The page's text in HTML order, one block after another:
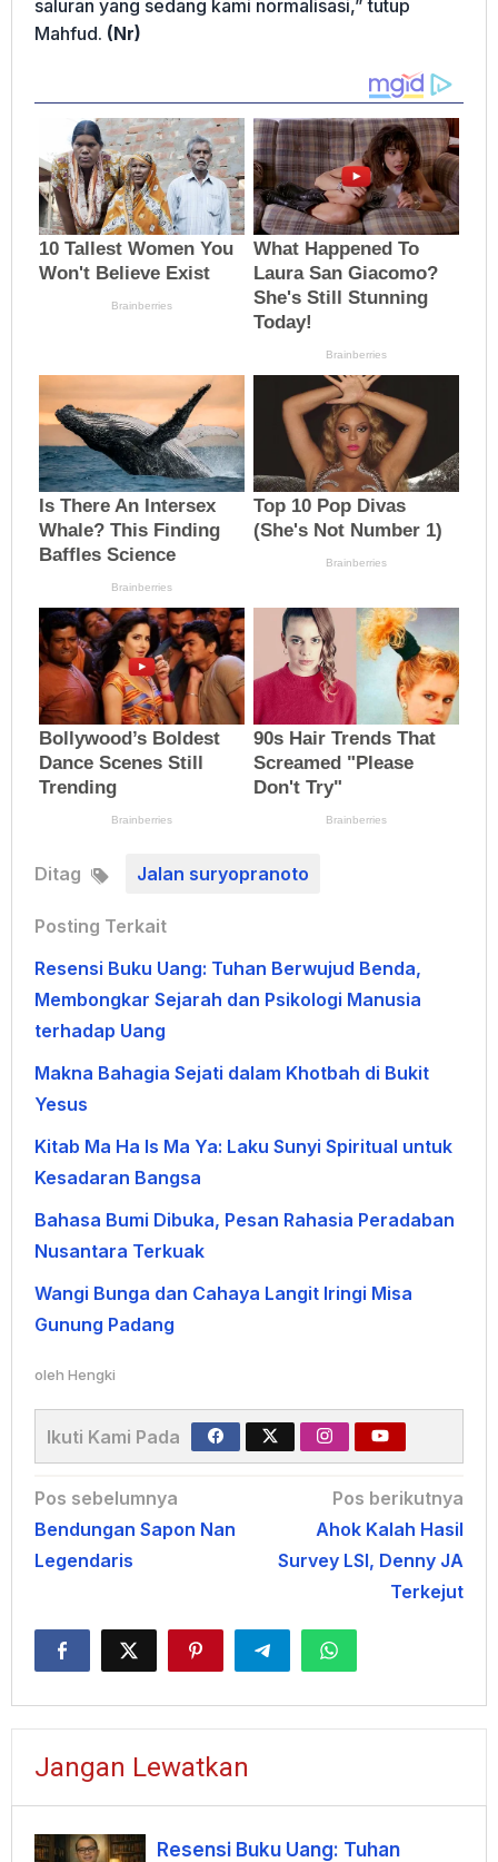
saluran yang sedang kami normalisasi,” tutup
Mahfud. (Nr)
Ditag Jalan suryopranoto
Posting Terkait
Resensi Buku Uang: Tuhan Berwujud Benda,
Membongkar Sejarah dan Psikologi Manusia
terhadap Uang
Makna Bahagia Sejati dalam Khotbah di Bukit
Yesus
Kitab Ma Ha Is Ma Ya: Laku Sunyi Spiritual untuk
Kesadaran Bangsa
Bahasa Bumi Dibuka, Pesan Rahasia Peradaban
Nusantara Terkuak
Wangi Bunga dan Cahaya Langit Iringi Misa
Gunung Padang
oleh Hengki
Ikuti Kami Pada
Navigasi
pos
Pos sebelumnya
Bendungan Sapon Nan
Legendaris
Pos berikutnya
Ahok Kalah Hasil
Survey LSI, Denny JA
Terkejut
Jangan Lewatkan
Resensi Buku Uang: Tuhan